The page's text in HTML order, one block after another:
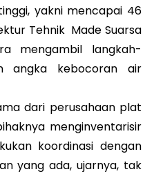
yakni mencapai 46
Tehnik Made Suarsa
mengambil langkah-
angka kebocoran air
dari perusahaan plat
menginventarisir
koordinasi dengan
yang ada, ujarnya, tak